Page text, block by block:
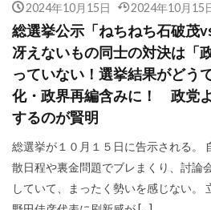
2024年10月15日 2024年10月15
総選挙公示「ねちねち石破茂
冴えないもの同士の対決は「
っていない！選挙結果がどう
化・政界再編含みに！ 政党
するのが賢明
総選挙が１０月１５日に告示される。
散日程や裏金問題でブレまくり、討論
していて、まったく勢いを感じない。